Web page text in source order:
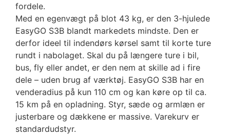
fordele.
Med en egenvægt på blot 43 kg, er den 3-hjulede
EasyGO S3B blandt markedets mindste. Den er
derfor ideel til indendørs kørsel samt til korte ture
rundt i nabolaget. Skal du på længere ture i bil,
bus, fly eller andet, er den nem at skille ad i fire
dele – uden brug af værktøj. EasyGO S3B har en
venderadius på kun 110 cm og kan køre op til ca.
15 km på en opladning. Styr, sæde og armlæn er
justerbare og dækkene er massive. Varekurv er
standardudstyr.